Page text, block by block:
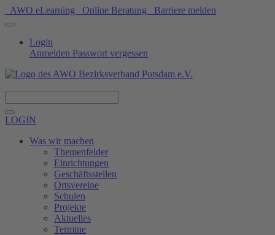
AWO eLearning Online Beratung Barriere melden
Login
Anmelden Passwort vergessen
LOGIN
Was wir machen
Themenfelder
Einrichtungen
Geschäftsstellen
Ortsvereine
Schulen
Projekte
Aktuelles
Termine